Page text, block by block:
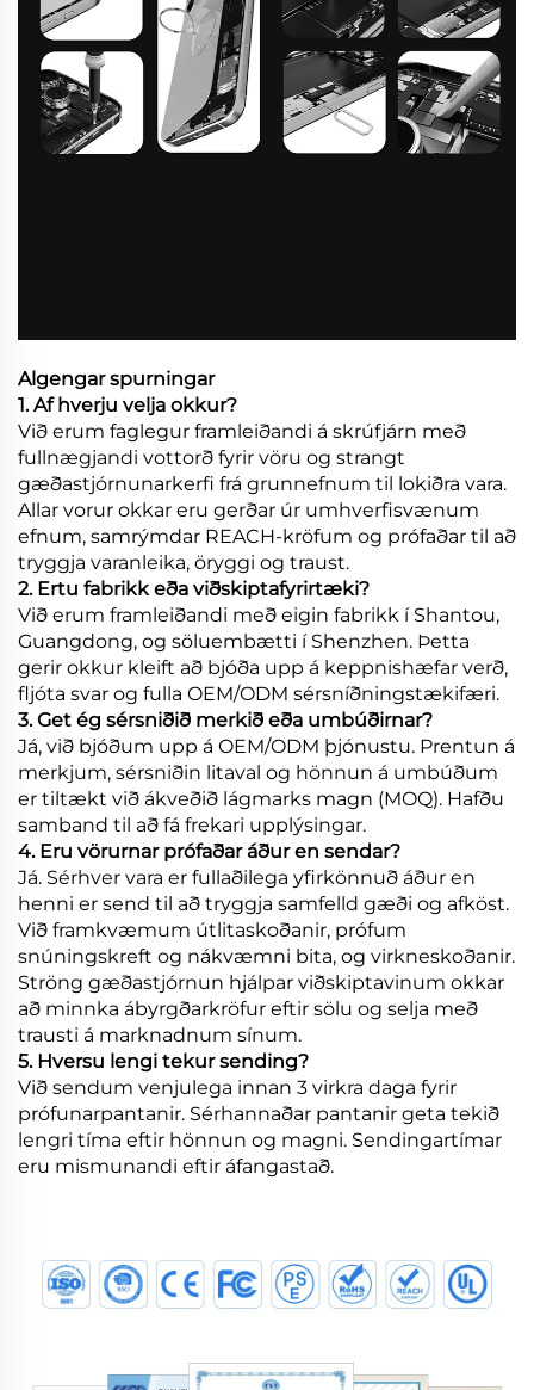
Algengar spurningar
1. Af hverju velja okkur?
Við erum faglegur framleiðandi á skrúfjárn með
fullnægjandi vottorð fyrir vöru og strangt
gæðastjórnunarkerfi frá grunnefnum til lokiðra vara.
Allar vorur okkar eru gerðar úr umhverfisvænum
efnum, samrýmdar REACH-kröfum og prófaðar til að
tryggja varanleika, öryggi og traust.
2. Ertu fabrikk eða viðskiptafyrirtæki?
Við erum framleiðandi með eigin fabrikk í Shantou,
Guangdong, og söluembætti í Shenzhen. Þetta
gerir okkur kleift að bjóða upp á keppnishæfar verð,
fljóta svar og fulla OEM/ODM sérsníðningstækifæri.
3. Get ég sérsniðið merkið eða umbúðirnar?
Já, við bjóðum upp á OEM/ODM þjónustu. Prentun á
merkjum, sérsniðin litaval og hönnun á umbúðum
er tiltækt við ákveðið lágmarks magn (MOQ). Hafðu
samband til að fá frekari upplýsingar.
4. Eru vörurnar prófaðar áður en sendar?
Já. Sérhver vara er fullaðilega yfirkönnuð áður en
henni er send til að tryggja samfelld gæði og afköst.
Við framkvæmum útlitaskoðanir, prófum
snúningskreft og nákvæmni bita, og virkneskoðanir.
Ströng gæðastjórnun hjálpar viðskiptavinum okkar
að minnka ábyrgðarkröfur eftir sölu og selja með
trausti á marknadnum sínum.
5. Hversu lengi tekur sending?
Við sendum venjulega innan 3 virkra daga fyrir
prófunarpantanir. Sérhannaðar pantanir geta tekið
lengri tíma eftir hönnun og magni. Sendingartímar
eru mismunandi eftir áfangastað.